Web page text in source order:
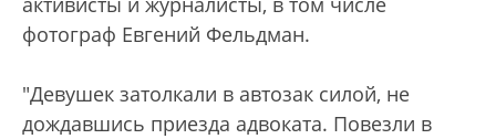
фотограф Евгений Фельдман.
"Девушек затолкали в автозак силой, не
дождавшись приезда адвоката. Повезли в